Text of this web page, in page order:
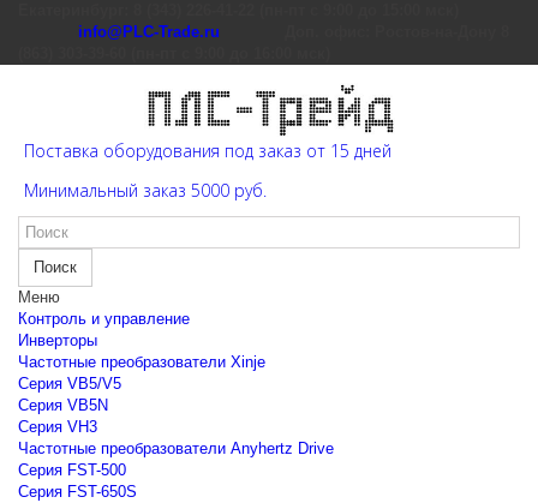
info@PLC-Trade.ru
Поставка оборудования под заказ от 15 дней
Минимальный заказ 5000 руб.
Поиск
Меню
Контроль и управление
Инверторы
Частотные преобразователи Xinje
Cерия VB5/V5
Cерия VB5N
Cерия VH3
Частотные преобразователи Anyhertz Drive
Серия FST-500
Серия FST-650S